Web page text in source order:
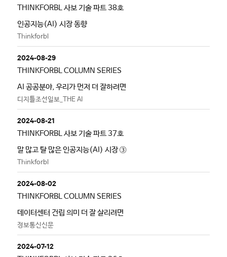
THINKFORBL 사보 기술 파트 38호
인공지능(AI) 시장 동향
Thinkforbl
2024-08-29
THINKFORBL COLUMN SERIES
AI 공공분야, 우리가 먼저 더 잘하려면
디지틀조선일보_THE AI
2024-08-21
THINKFORBL 사보 기술 파트 37호
말 많고 탈 많은 인공지능(AI) 시장 ③
Thinkforbl
2024-08-02
THINKFORBL COLUMN SERIES
데이터센터 건립 의미 더 잘 살리려면
정보통신신문
2024-07-12